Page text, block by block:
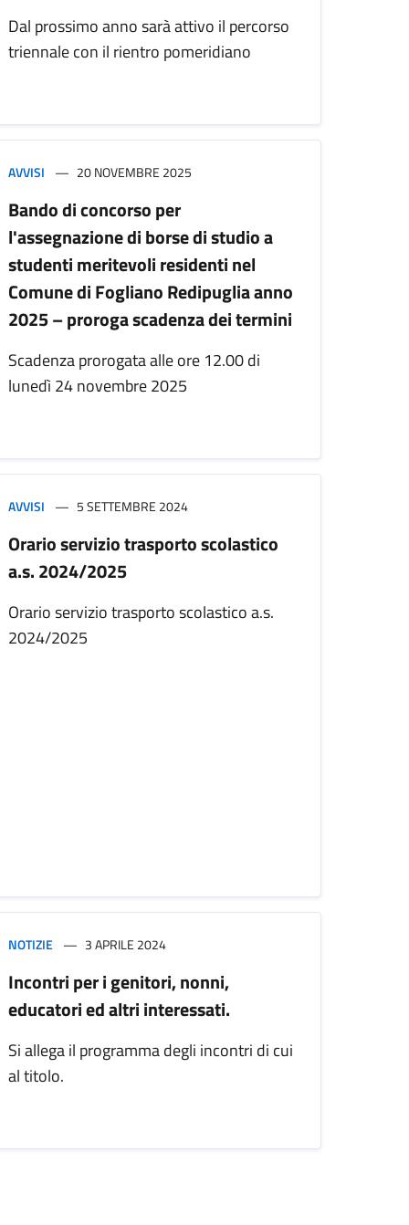
Dal prossimo anno sarà attivo il percorso
triennale con il rientro pomeridiano
AVVISI 20 NOVEMBRE 2025
Bando di concorso per
l'assegnazione di borse di studio a
studenti meritevoli residenti nel
Comune di Fogliano Redipuglia anno
2025 – proroga scadenza dei termini
Scadenza prorogata alle ore 12.00 di
lunedì 24 novembre 2025
AVVISI 5 SETTEMBRE 2024
Orario servizio trasporto scolastico
a.s. 2024/2025
Orario servizio trasporto scolastico a.s.
2024/2025
NOTIZIE 3 APRILE 2024
Incontri per i genitori, nonni,
educatori ed altri interessati.
Si allega il programma degli incontri di cui
al titolo.